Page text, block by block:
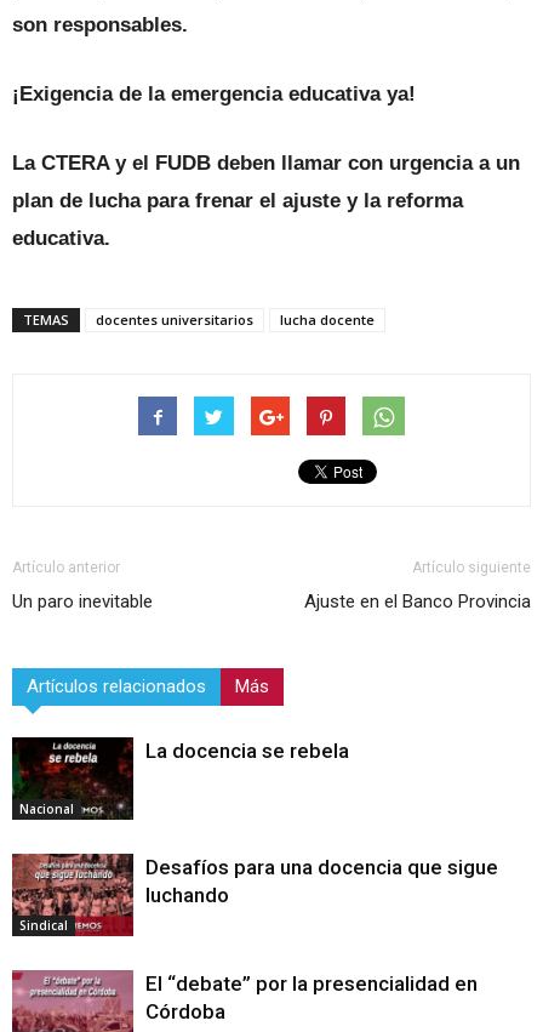
son responsables.
¡Exigencia de la emergencia educativa ya!
La CTERA y el FUDB deben llamar con urgencia a un
plan de lucha para frenar el ajuste y la reforma
educativa.
TEMAS docentes universitarios lucha docente
Artículo anterior
Un paro inevitable
Artículo siguiente
Ajuste en el Banco Provincia
Artículos relacionados Más
Nacional
La docencia se rebela
Sindical
Desafíos para una docencia que sigue
luchando
El “debate” por la presencialidad en
Córdoba